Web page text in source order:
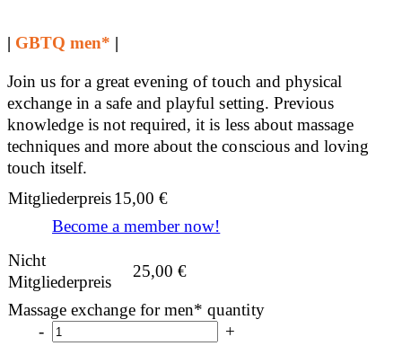
| GBTQ men* |
Join us for a great evening of touch and physical
exchange in a safe and playful setting. Previous
knowledge is not required, it is less about massage
techniques and more about the conscious and loving
touch itself.
Mitgliederpreis15,00€
Become a member now!
Nicht
Mitgliederpreis
25,00€
Massage exchange for men* quantity
-
+